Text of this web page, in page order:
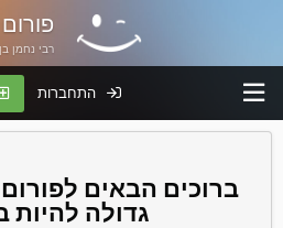
רבי נחמן
התחברות
גדולה